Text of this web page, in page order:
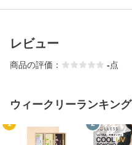
レビュー
商品の評価： -点
ウィークリーランキング
1 2